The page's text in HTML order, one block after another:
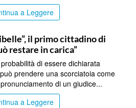
a Leggere
il primo cittadino di
restare in carica”
di essere dichiarata
prendere una scorciatoia come
di un giudice...
a Leggere